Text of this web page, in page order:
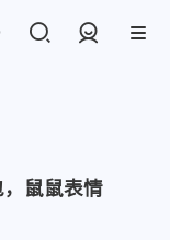
鼠鼠表情